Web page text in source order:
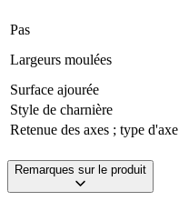
Pas
Largeurs moulées
Surface ajourée
Style de charnière
Retenue des axes ; type d'axe
Remarques sur le produit